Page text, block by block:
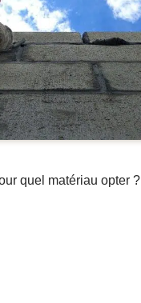
quel matériau opter ?